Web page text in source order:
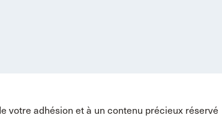
votre adhésion et à un contenu précieux réservé